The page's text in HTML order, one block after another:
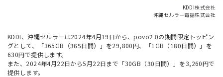
KDDI株式会社
沖縄セルラー電話株式会社
KDDI、沖縄セルラーは2024年4月19日から、povo2.0の期間限定トッピン
グとして、「365GB（365日間）」を29,800円、「1GB（180日間）」を
630円で提供します。
また、2024年4月22日から5月22日まで「30GB（30日間）」を3,260円で
提供します。